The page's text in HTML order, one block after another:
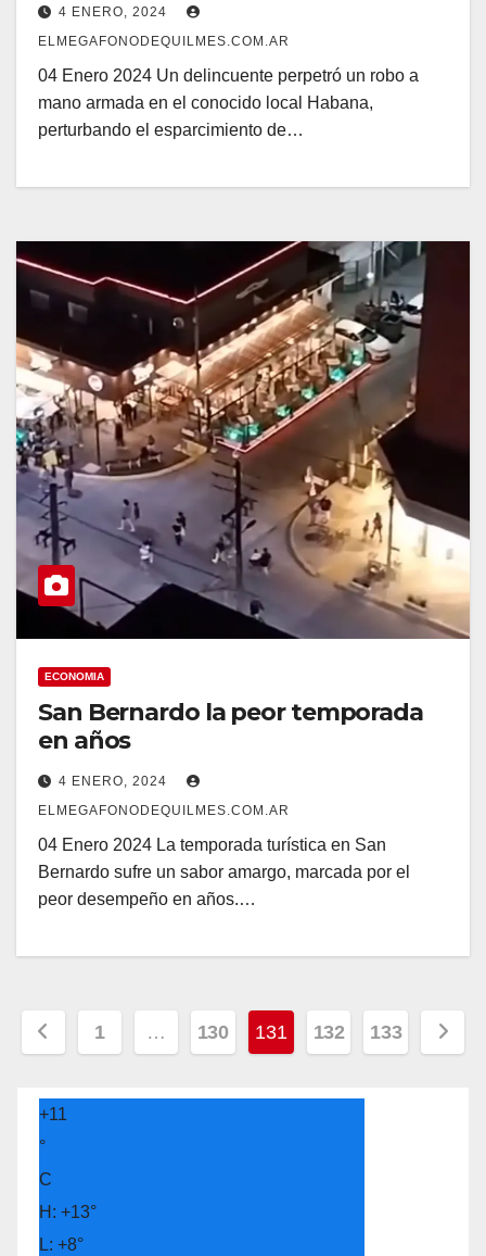
4 ENERO, 2024
ELMEGAFONODEQUILMES.COM.AR
04 Enero 2024 Un delincuente perpetró un robo a
mano armada en el conocido local Habana,
perturbando el esparcimiento de…
ECONOMIA
San Bernardo la peor temporada
en años
4 ENERO, 2024
ELMEGAFONODEQUILMES.COM.AR
04 Enero 2024 La temporada turística en San
Bernardo sufre un sabor amargo, marcada por el
peor desempeño en años.…
Navegación
entradas
1 … 130 131 132 133
+11
°
C
H: +13°
L: +8°